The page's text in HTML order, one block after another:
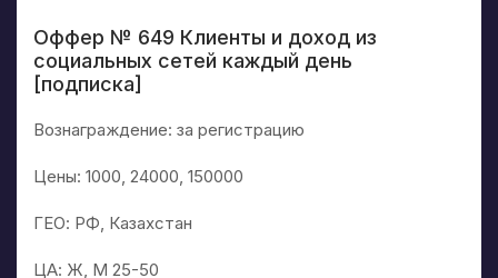
Оффер № 649 Клиенты и доход из
социальных сетей каждый день
[подписка]
Вознаграждение: за регистрацию
Цены: 1000, 24000, 150000
ГЕО: РФ, Казахстан
ЦА: Ж, М 25-50